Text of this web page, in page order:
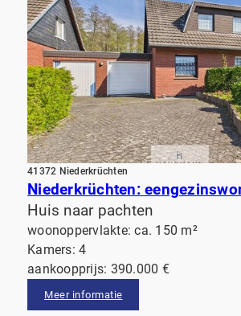
41372 Niederkrüchten
Huis naar pachten
woonoppervlakte: ca. 150 m²
Kamers: 4
aankoopprijs: 390.000 €
Meer informatie